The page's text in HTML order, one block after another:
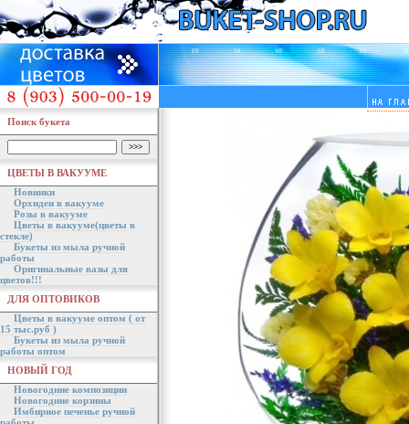
Поиск букета
ЦВЕТЫ В ВАКУУМЕ
Новинки
Орхидеи в вакууме
Розы в вакууме
Цветы в вакууме(цветы в
стекле)
Букеты из мыла ручной
работы
Оригинальные вазы для
цветов!!!
ДЛЯ ОПТОВИКОВ
Цветы в вакууме оптом ( от
15 тыс.руб )
Букеты из мыла ручной
работы оптом
НОВЫЙ ГОД
Новогодние композиции
Новогодние корзины
Имбирное печенье ручной